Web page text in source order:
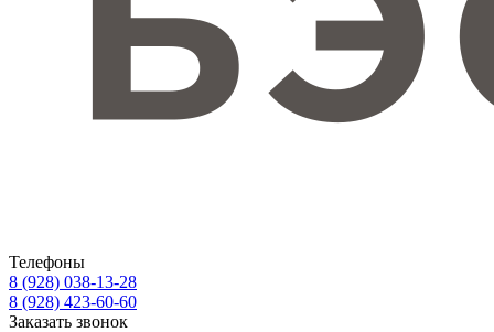
Телефоны
8 (928) 038-13-28
8 (928) 423-60-60
Заказать звонок